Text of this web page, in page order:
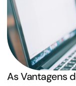
As Vantagens